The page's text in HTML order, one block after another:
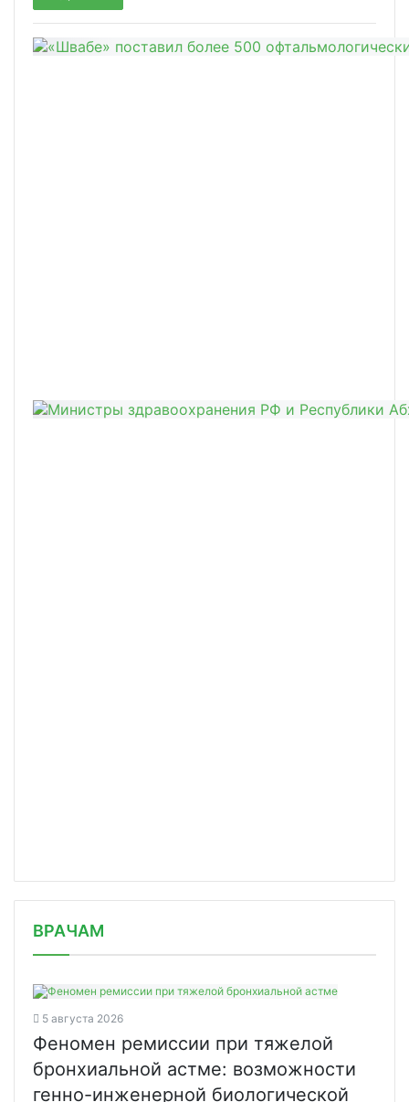
ВРАЧАМ
5 августа 2026
Феномен ремиссии при тяжелой
бронхиальной астме: возможности
генно-инженерной биологической